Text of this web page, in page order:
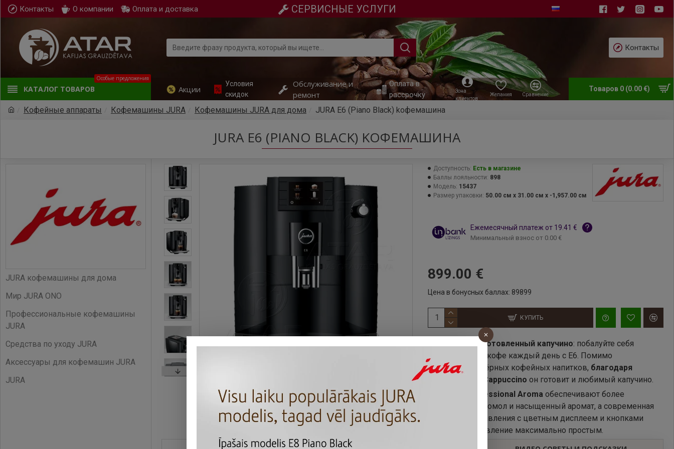
Контакты О компании Оплата и доставка СЕРВИСНЫЕ УСЛУГИ
Контакты
КАТАЛОГ ТОВАРОВ
Особые предложения
Акции
Условия
скидок
Обслуживание и
ремонт
Оплата в
рассрочку
Зона
клиентов
Желания Сравнение
Товаров 0 (0.00 €)
Кофейные аппараты Кофемашины JURA Кофемашины JURA для дома JURA E6 (Piano Black) kофемашина
JURA E6 (PIANO BLACK) KОФЕМАШИНА
JURA кофемашины для дома
Мир JURA ONO
Профессиональные кофемашины
JURA
Средства по уходу JURA
Аксессуары для кофемашин JURA
JURA
Доступность: Есть в магазине
Баллы лояльности: 898
Модель: 15437
Размер упаковки: 50.00 см x 31.00 см x -1,957.00 см
899.00 €
Цена в бонусных баллах: 89899
Ежемесячный платеж от 19.41 €
Минимальный взнос от 0.00 €
КУПИТЬ
Идеально приготовленный капучино: побалуйте себя
превосходным кофе каждый день с E6. Помимо
классических чёрных кофейных напитков, благодаря
функции Easy Cappuccino он готовит и любимый капучино.
Жернова Professional Aroma обеспечивают более
равномерный помол и насыщенный аромат, а современная
концепция управления с цветным дисплеем и кнопками
делает приготовление максимально простым.